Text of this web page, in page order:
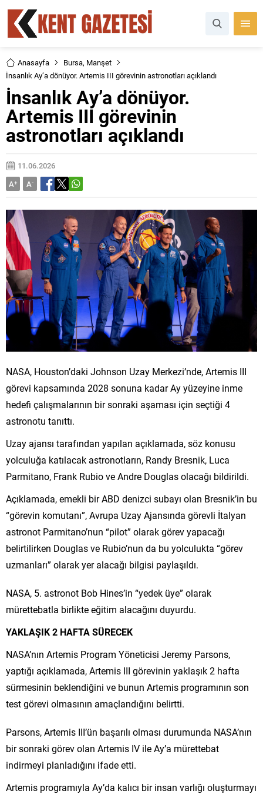
Anasayfa Bursa, Manşet
İnsanlık Ay’a dönüyor. Artemis III görevinin astronotları açıklandı
İnsanlık Ay’a dönüyor.
Artemis III görevinin
astronotları açıklandı
11.06.2026
A+ A-
NASA, Houston’daki Johnson Uzay Merkezi’nde, Artemis III
görevi kapsamında 2028 sonuna kadar Ay yüzeyine inme
hedefi çalışmalarının bir sonraki aşaması için seçtiği 4
astronotu tanıttı.
Uzay ajansı tarafından yapılan açıklamada, söz konusu
yolculuğa katılacak astronotların, Randy Bresnik, Luca
Parmitano, Frank Rubio ve Andre Douglas olacağı bildirildi.
Açıklamada, emekli bir ABD denizci subayı olan Bresnik’in bu
“görevin komutanı”, Avrupa Uzay Ajansında görevli İtalyan
astronot Parmitano’nun “pilot” olarak görev yapacağı
belirtilirken Douglas ve Rubio’nun da bu yolculukta “görev
uzmanları” olarak yer alacağı bilgisi paylaşıldı.
NASA, 5. astronot Bob Hines’in “yedek üye” olarak
mürettebatla birlikte eğitim alacağını duyurdu.
YAKLAŞIK 2 HAFTA SÜRECEK
NASA’nın Artemis Program Yöneticisi Jeremy Parsons,
yaptığı açıklamada, Artemis III görevinin yaklaşık 2 hafta
sürmesinin beklendiğini ve bunun Artemis programının son
test görevi olmasının amaçlandığını belirtti.
Parsons, Artemis III’ün başarılı olması durumunda NASA’nın
bir sonraki görev olan Artemis IV ile Ay’a mürettebat
indirmeyi planladığını ifade etti.
Artemis programıyla Ay’da kalıcı bir insan varlığı oluşturmayı